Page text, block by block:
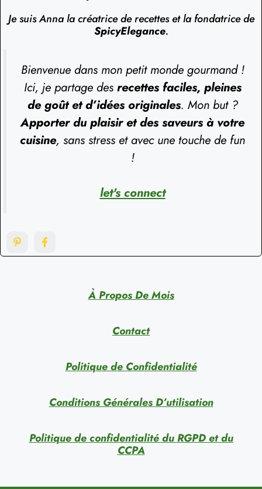
Je suis Anna la créatrice de recettes et la fondatrice de
SpicyElegance.
Bienvenue dans mon petit monde gourmand !
Ici, je partage des recettes faciles, pleines
de goût et d’idées originales. Mon but ?
Apporter du plaisir et des saveurs à votre
cuisine, sans stress et avec une touche de fun
!
let's connect
À Propos De Mois
Contact
Politique de Confidentialité
Conditions Générales D’utilisation
Politique de confidentialité du RGPD et du
CCPA